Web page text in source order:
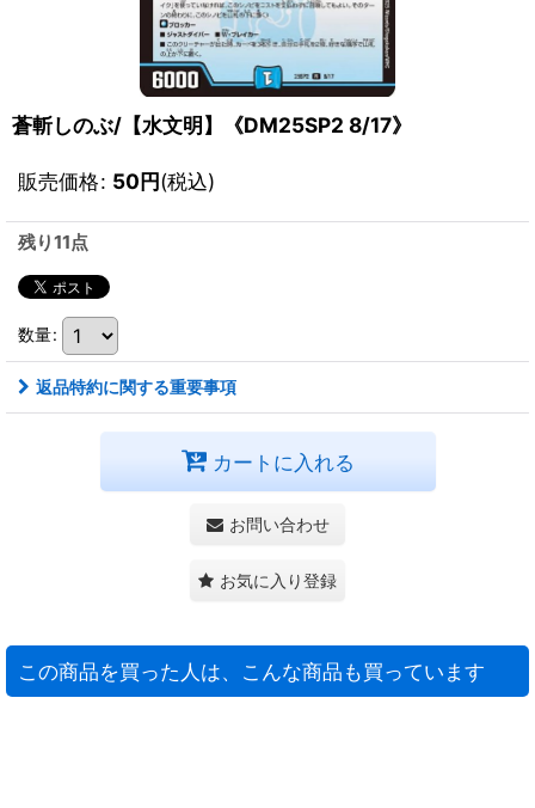
蒼斬しのぶ/【水文明】《DM25SP2 8/17》
販売価格: 50円(税込)
残り11点
数量:
返品特約に関する重要事項
カートに入れる
お問い合わせ
お気に入り登録
この商品を買った人は、こんな商品も買っています